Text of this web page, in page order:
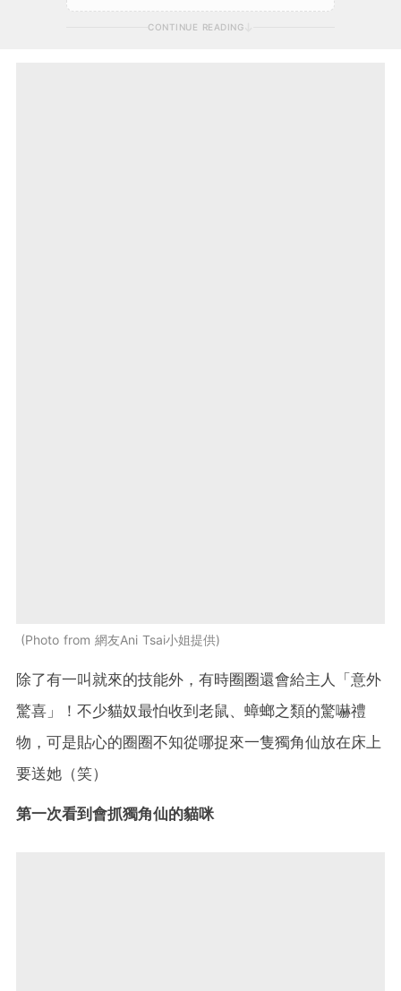
CONTINUE READING
Photo from 網友Ani Tsai小姐提供
除了有一叫就來的技能外，有時圈圈還會給主人「意外
驚喜」！不少貓奴最怕收到老鼠、蟑螂之類的驚嚇禮
物，可是貼心的圈圈不知從哪捉來一隻獨角仙放在床上
要送她（笑）
第一次看到會抓獨角仙的貓咪